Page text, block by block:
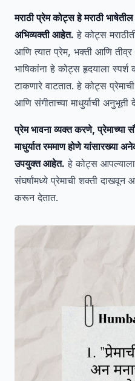
मराठी प्रेम कोट्स हे मराठी
अभिव्यक्ती आहेत. हे कोट्स
आणि त्यात प्रेम, भक्ती आणि तीव्र
भाषिकांना हे कोट्स हृदयाला स्पर्श
टाकणारे वाटतात. हे कोट्स
आणि संगीताच्या माधुर्याची अनुभूती
प्रेम भावना व्यक्त करणे, प्रेमाच्या
माधुर्यात रममाण होणे यांसारख्या
उपयुक्त आहेत. हे कोट्स आपल्याला
संघर्षांमध्ये प्रेमाची शक्ती
करून देतात.